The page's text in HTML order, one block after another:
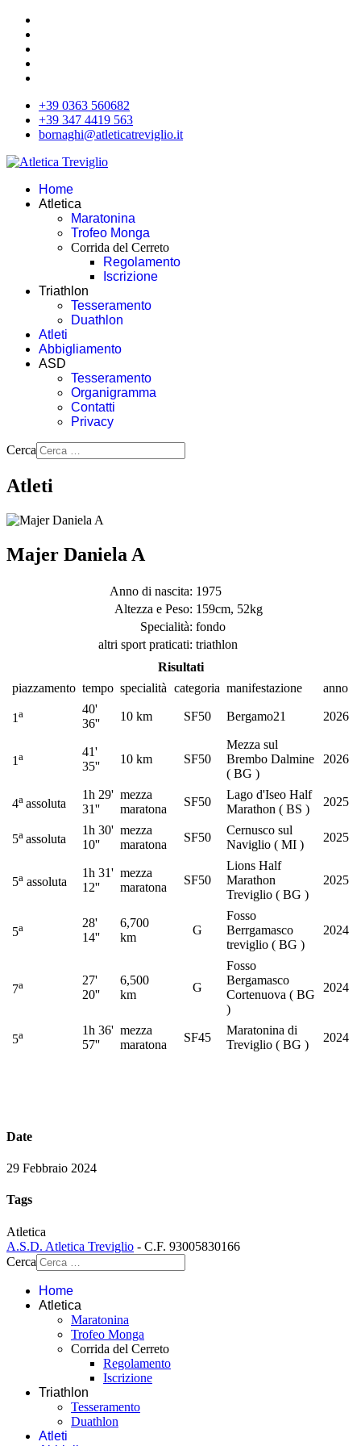
+39 0363 560682
+39 347 4419 563
bornaghi@atleticatreviglio.it
Home
Atletica
Maratonina
Trofeo Monga
Corrida del Cerreto
Regolamento
Iscrizione
Triathlon
Tesseramento
Duathlon
Atleti
Abbigliamento
ASD
Tesseramento
Organigramma
Contatti
Privacy
Cerca
Atleti
Majer Daniela A
Anno di nascita: 1975
Altezza e Peso: 159cm, 52kg
Specialità: fondo
altri sport praticati: triathlon
Risultati
piazzamento tempo specialità categoria manifestazione anno
1 a
40'
36''
10 km SF50 Bergamo21 2026
1 a
41'
35''
10 km SF50
Mezza sul
Brembo Dalmine
( BG )
2026
4a assoluta
1h 29'
31''
mezza
maratona
SF50
Lago d'Iseo Half
Marathon ( BS )
2025
5a assoluta
1h 30'
10''
mezza
maratona
SF50
Cernusco sul
Naviglio ( MI )
2025
5a assoluta
1h 31'
12''
mezza
maratona
SF50
Lions Half
Marathon
Treviglio ( BG )
2025
5a
28'
14''
6,700
km
G
Fosso
Berrgamasco
treviglio ( BG )
2024
7a
27'
20''
6,500
km
G
Fosso
Bergamasco
Cortenuova ( BG
)
2024
5a
1h 36'
57''
mezza
maratona
SF45
Maratonina di
Treviglio ( BG )
2024
Date
29 Febbraio 2024
Tags
Atletica
A.S.D. Atletica Treviglio - C.F. 93005830166
Cerca
Home
Atletica
Maratonina
Trofeo Monga
Corrida del Cerreto
Regolamento
Iscrizione
Triathlon
Tesseramento
Duathlon
Atleti